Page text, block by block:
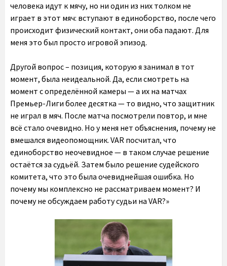
человека идут к мячу, но ни один из них толком не
играет в этот мяч: вступают в единоборство, после чего
происходит физический контакт, они оба падают. Для
меня это был просто игровой эпизод.
Другой вопрос – позиция, которую я занимал в тот
момент, была неидеальной. Да, если смотреть на
момент с определённой камеры — а их на матчах
Премьер-Лиги более десятка — то видно, что защитник
не играл в мяч. После матча посмотрели повтор, и мне
всё стало очевидно. Но у меня нет объяснения, почему не
вмешался видеопомощник. VAR посчитал, что
единоборство неочевидное — в таком случае решение
остаётся за судьёй. Затем было решение судейского
комитета, что это была очевиднейшая ошибка. Но
почему мы комплексно не рассматриваем момент? И
почему не обсуждаем работу судьи на VAR?»